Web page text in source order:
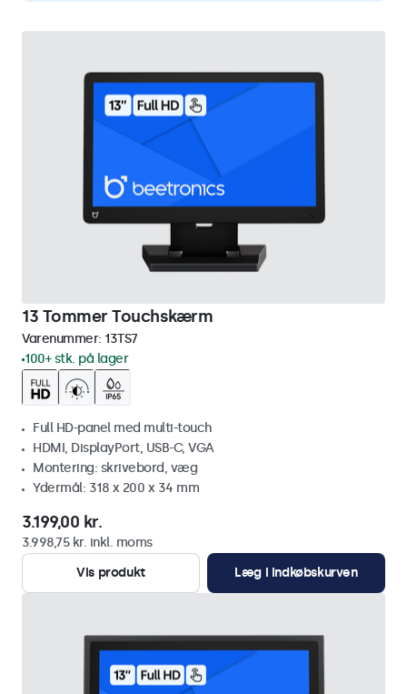
13 Tommer Touchskærm
Varenummer: 13TS7
100+ stk. på lager
Full HD-panel med multi-touch
HDMI, DisplayPort, USB-C, VGA
Montering: skrivebord, væg
Ydermål: 318 x 200 x 34 mm
3.199,00 kr.
3.998,75 kr. inkl. moms
Vis produkt
Læg i indkøbskurven